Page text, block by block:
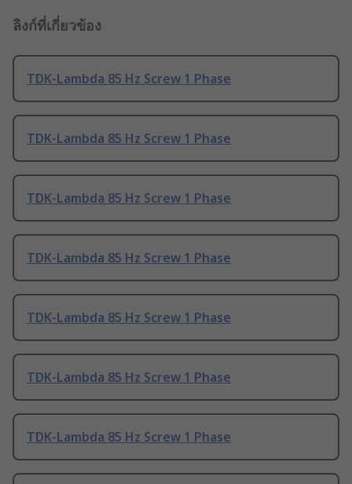
ลิงก์ที่เกี่ยวข้อง
TDK-Lambda 85 Hz Screw 1 Phase
TDK-Lambda 85 Hz Screw 1 Phase
TDK-Lambda 85 Hz Screw 1 Phase
TDK-Lambda 85 Hz Screw 1 Phase
TDK-Lambda 85 Hz Screw 1 Phase
TDK-Lambda 85 Hz Screw 1 Phase
TDK-Lambda 85 Hz Screw 1 Phase